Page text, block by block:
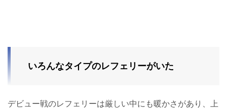
いろんなタイプのレフェリーがいた
デビュー戦のレフェリーは厳しい中にも暖かさがあり、上